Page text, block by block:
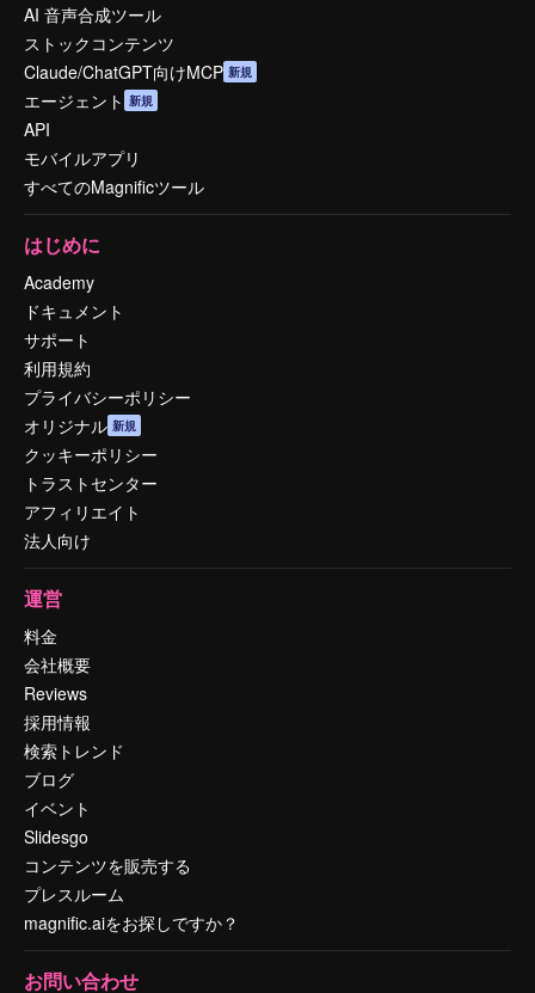
AI 音声合成ツール
ストックコンテンツ
Claude/ChatGPT向けMCP 新規
エージェント 新規
API
モバイルアプリ
すべてのMagnificツール
はじめに
Academy
ドキュメント
サポート
利用規約
プライバシーポリシー
オリジナル 新規
クッキーポリシー
トラストセンター
アフィリエイト
法人向け
運営
料金
会社概要
Reviews
採用情報
検索トレンド
ブログ
イベント
Slidesgo
コンテンツを販売する
プレスルーム
magnific.aiをお探しですか？
お問い合わせ